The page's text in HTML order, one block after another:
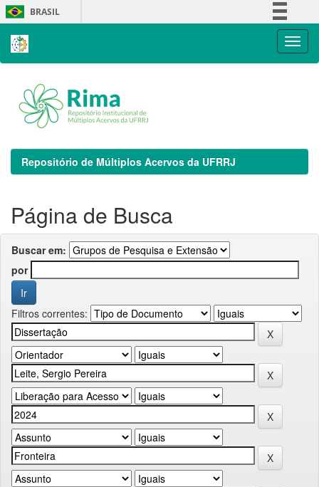
Skip
navigation
BRASIL
Repositório de Múltiplos Acervos da UFRRJ
Página de Busca
Buscar em:
por
Filtros correntes: